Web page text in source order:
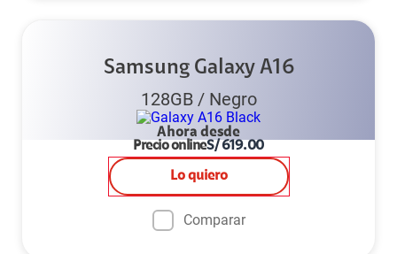
Samsung Galaxy A16
128GB/ Negro
Ahora desde
Precio onlineS/619.00
Lo quiero
Comparar